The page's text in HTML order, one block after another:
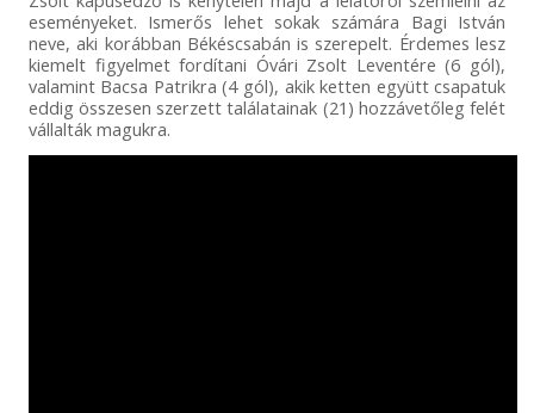
eseményeket. Ismerős lehet sokak számára Bagi István
neve, aki korábban Békéscsabán is szerepelt. Érdemes lesz
kiemelt figyelmet fordítani Óvári Zsolt Leventére (6 gól),
valamint Bacsa Patrikra (4 gól), akik ketten együtt csapatuk
eddig összesen szerzett találatainak (21) hozzávetőleg felét
vállalták magukra.